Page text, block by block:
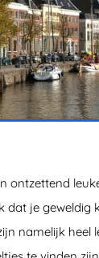
ontzettend
dat je geweldig
namelijk heel